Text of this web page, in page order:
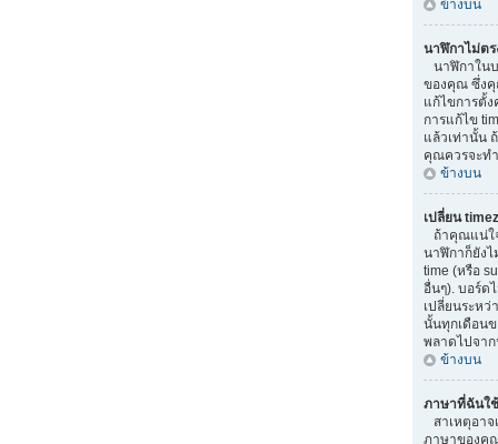
ข้างบน
นาฬิกาไม่ตร
นาฬิกาใน
ของคุณ ซึ่งคุ
แก้ไขการตั้
การแก้ไข
แล้วเท่านั้น
คุณควรจะท
ข้างบน
เปลี่ยน
ถ้าคุณแน่ใ
นาฬิกาก็ยังไ
time (หรือ
อื่นๆ). บอร์ด
เปลี่ยนระหว่
นั้นทุกเดือน
พลาดไปจา
ข้างบน
ภาษาที่ฉันใช้
สาเหตุอาจ
ภาษาของคุ